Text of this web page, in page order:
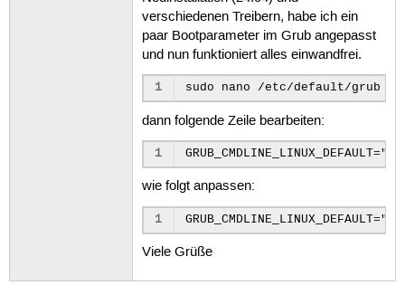
verschiedenen Treibern, habe ich ein
paar Bootparameter im Grub angepasst
und nun funktioniert alles einwandfrei.
1
dann folgende Zeile bearbeiten:
1
wie folgt anpassen:
1
Viele Grüße